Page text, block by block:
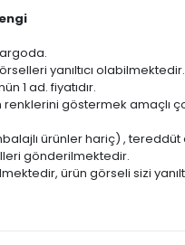
yanıltıcı olabilmektedir.
1 ad. fiyatıdır.
renklerini göstermek
ürünler hariç) ,
gönderilmektedir.
ürün görseli sizi